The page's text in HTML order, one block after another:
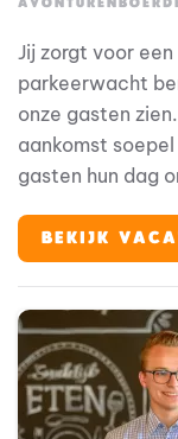
Jij zorgt voor
parkeerwacht
onze gasten
aankomst
gasten hun dag
verschil.
BEKIJK